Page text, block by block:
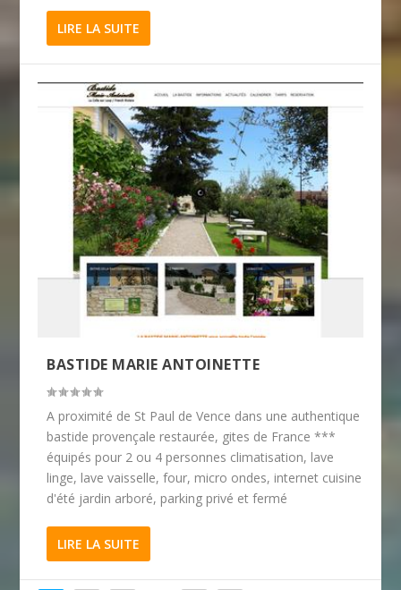
LIRE LA SUITE
BASTIDE MARIE ANTOINETTE
A proximité de St Paul de Vence dans une authentique
bastide provençale restaurée, gites de France ***
équipés pour 2 ou 4 personnes climatisation, lave
linge, lave vaisselle, four, micro ondes, internet cuisine
d'été jardin arboré, parking privé et fermé
LIRE LA SUITE